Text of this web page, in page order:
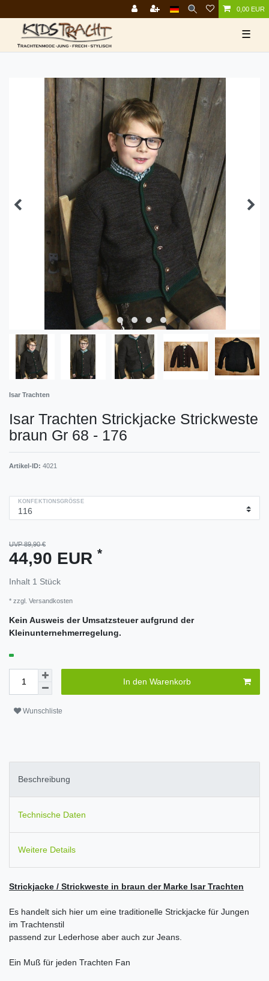
0,00 EUR
☰
Isar Trachten
Isar Trachten Strickjacke Strickweste
braun Gr 68 - 176
Artikel-ID: 4021
KONFEKTIONSGRÖSSE
UVP 89,90 €
44,90 EUR *
Inhalt 1 Stück
* zzgl. Versandkosten
Kein Ausweis der Umsatzsteuer aufgrund der
Kleinunternehmerregelung.
In den Warenkorb
Wunschliste
Beschreibung
Technische Daten
Weitere Details
Strickjacke / Strickweste in braun der Marke Isar Trachten
Es handelt sich hier um eine traditionelle Strickjacke für Jungen
im Trachtenstil
passend zur Lederhose aber auch zur Jeans.
Ein Muß für jeden Trachten Fan